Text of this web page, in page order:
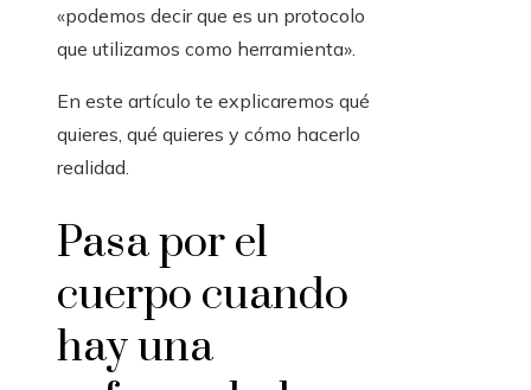
«podemos decir que es un protocolo
que utilizamos como herramienta».
En este artículo te explicaremos qué
quieres, qué quieres y cómo hacerlo
realidad.
Pasa por el
cuerpo cuando
hay una